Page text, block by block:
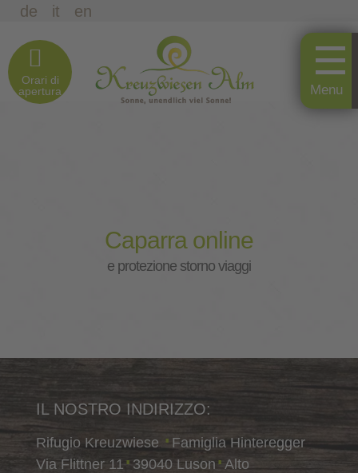
Orari di
apertura
de it en
Caparra online
e protezione storno viaggi
IL NOSTRO INDIRIZZO:
Rifugio Kreuzwiese ∎ Famiglia Hinteregger
Via Flittner 11 ∎ 39040 Luson ∎ Alto